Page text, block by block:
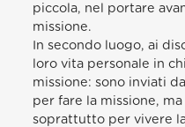
piccola, nel portare
missione.
In secondo luogo, ai
loro vita personale in
missione: sono inviati
per fare la missione, ma
soprattutto per vivere